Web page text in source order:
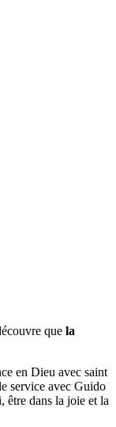
que la
en Dieu avec saint
service avec Guido
être dans la joie et la